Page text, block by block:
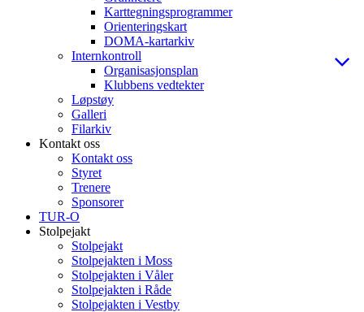
Karttegningsprogrammer
Orienteringskart
DOMA-kartarkiv
Internkontroll
Organisasjonsplan
Klubbens vedtekter
Løpstøy
Galleri
Filarkiv
Kontakt oss
Kontakt oss
Styret
Trenere
Sponsorer
TUR-O
Stolpejakt
Stolpejakt
Stolpejakten i Moss
Stolpejakten i Våler
Stolpejakten i Råde
Stolpejakten i Vestby